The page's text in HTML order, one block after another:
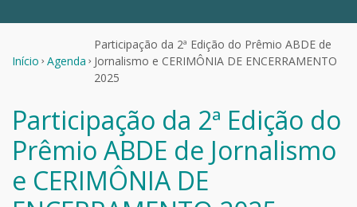
Início Agenda
Participação da 2ª Edição do Prêmio ABDE de
Jornalismo e CERIMÔNIA DE ENCERRAMENTO
2025
Participação da 2ª Edição do
Prêmio ABDE de Jornalismo
e CERIMÔNIA DE